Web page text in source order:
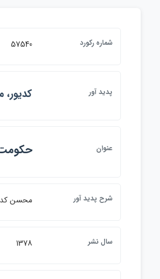
شماره ركورد 57540
پديد آور
عنوان
شرح پديد آور محسن
سال نشر 1378